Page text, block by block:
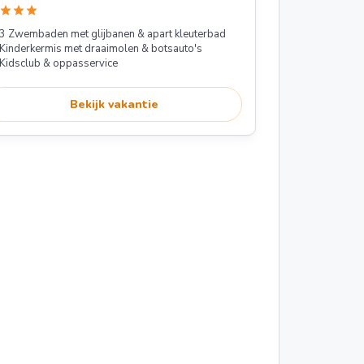
starstarstar
3 Zwembaden met glijbanen & apart kleuterbad
Kinderkermis met draaimolen & botsauto's
Kidsclub & oppasservice
Bekijk vakantie